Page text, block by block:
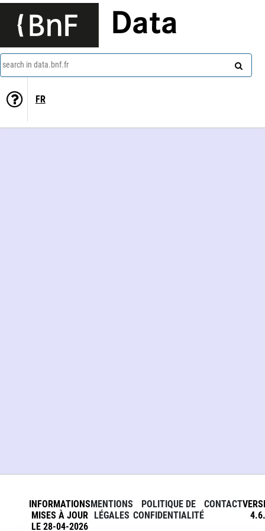
Data
search in data.bnf.fr
FR
INFORMATIONS
MISES À JOUR
LE 28-04-2026
MENTIONS
LÉGALES
POLITIQUE DE
CONFIDENTIALITÉ
CONTACT